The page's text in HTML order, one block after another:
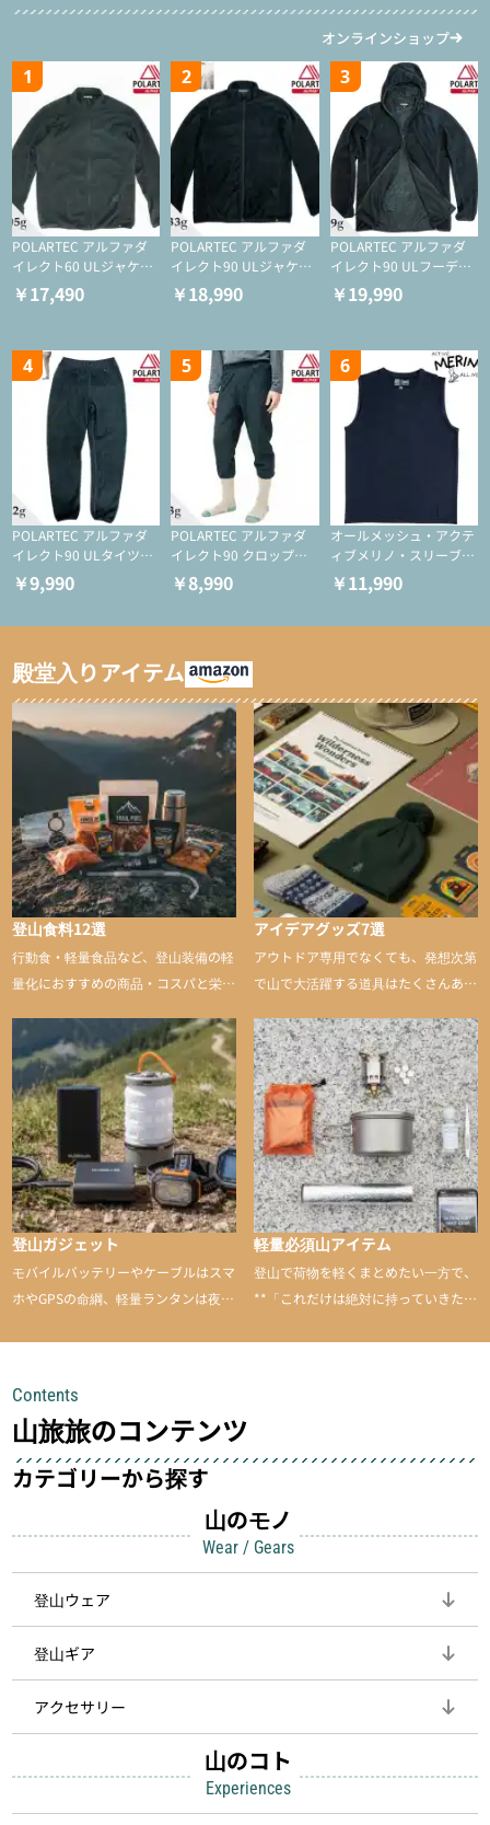
オンラインショップ
1
POLARTEC アルファダ
イレクト60 ULジャケッ
ト（登山/ミドルレイヤ
ー/化繊ジャケット）
￥17,490
2
POLARTEC アルファダ
イレクト90 ULジャケッ
ト（アクティブインサレ
ーション/ミドルレイヤ
￥18,990
3
POLARTEC アルファダ
イレクト90 ULフーディ
（アクティブインサレー
ション/ミドルレイヤー/
￥19,990
4
POLARTEC アルファダ
イレクト90 ULタイツ
（アクティブインサレー
ション/テント泊用パジ
￥9,990
5
POLARTEC アルファダ
イレクト90 クロップド
ULタイツ（アクティブ
インサレーション/テン
￥8,990
6
オールメッシュ・アクテ
ィブメリノ・スリーブレ
ス
￥11,990
殿堂入りアイテム
登山食料12選
行動食・軽量食品など、登山装備の軽
量化におすすめの商品・コスパと栄養
アイデアグッズ7選
アウトドア専用でなくても、発想次第
で山で大活躍する道具はたくさんあり
山に持ち込むと快適性や安心感をグッ
と引き上げてくれる――そんな意外性
のあるアイテムを紹介
登山ガジェット
モバイルバッテリーやケーブルはスマ
ホやGPSの命綱、軽量ランタンは夜間
して安全にしてくれます
軽量必須山アイテム
登山で荷物を軽くまとめたい一方で、
**「これだけは絶対に持っていきた
Contents
山旅旅のコンテンツ
カテゴリーから探す
山のモノ
Wear / Gears
登山ウェア
登山ギア
アクセサリー
山のコト
Experiences